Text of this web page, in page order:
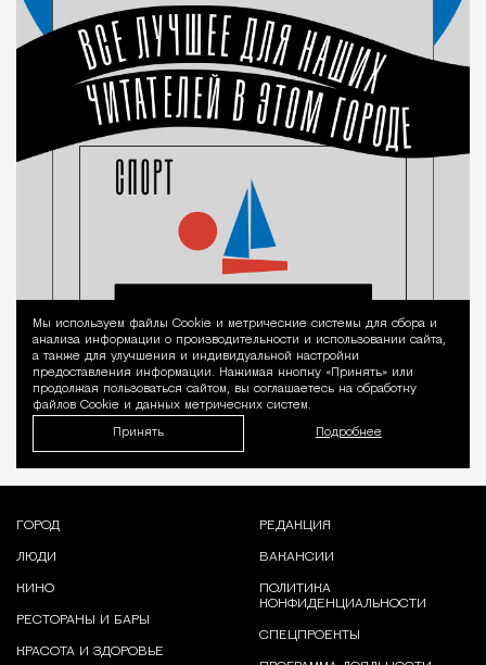
Уведомление
Мы используем файлы Сookie и метрические системы для сбора и
анализа информации о производительности и использовании сайта,
а также для улучшения и индивидуальной настройки
предоставления информации. Нажимая кнопку «Принять» или
продолжая пользоваться сайтом, вы соглашаетесь на обработку
файлов Cookie и данных метрических систем.
Принять Подробнее
ГОРОД
ЛЮДИ
КИНО
РЕСТОРАНЫ И БАРЫ
КРАСОТА И ЗДОРОВЬЕ
РЕДАКЦИЯ
ВАКАНСИИ
ПОЛИТИКА
КОНФИДЕНЦИАЛЬНОСТИ
СПЕЦПРОЕКТЫ